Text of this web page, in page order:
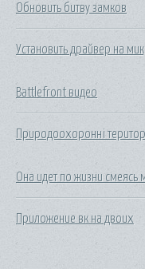
Обновить битву замков
Установить драйвер на
Battlefront видео
Природоохоронні
Она идет по жизни смеясь
Приложение вк на двоих